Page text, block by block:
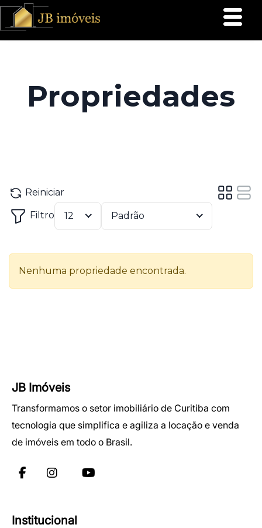
JB Imóveis
Transformamos o setor imobiliário de Curitiba com
tecnologia que simplifica e agiliza a locação e venda
de imóveis em todo o Brasil.
Institucional